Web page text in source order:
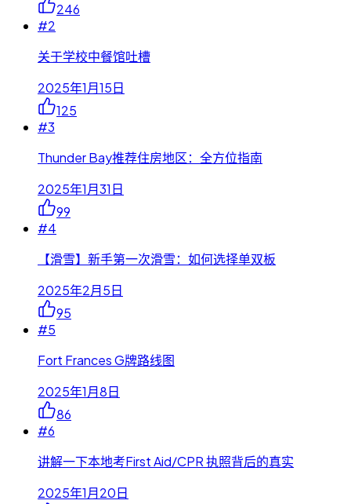
246
#2
关于学校中餐馆吐槽
2025年1月15日
125
#3
Thunder Bay推荐住房地区：全方位指南
2025年1月31日
99
#4
【滑雪】新手第一次滑雪：如何选择单双板
2025年2月5日
95
#5
Fort Frances G牌路线图
2025年1月8日
86
#6
讲解一下本地考First Aid/CPR 执照背后的真实
2025年1月20日